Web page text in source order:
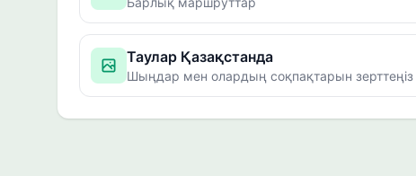
Таулар Қазақстанда
Шыңдар мен олардың соқпақтарын зерттеңіз